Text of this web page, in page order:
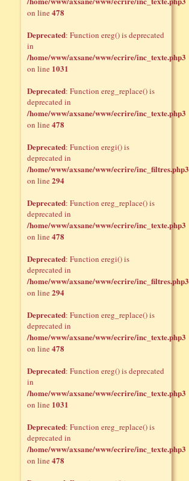
on line478
Deprecated: Function ereg() is deprecated
in
/home/www/axsane/www/ecrire/inc_texte.php3
on line 1031
Deprecated: Function ereg_replace() is
deprecated in
/home/www/axsane/www/ecrire/inc_texte.php3
on line478
Deprecated: Function eregi() is
deprecated in
/home/www/axsane/www/ecrire/inc_filtres.php3
on line294
Deprecated: Function ereg_replace() is
deprecated in
/home/www/axsane/www/ecrire/inc_texte.php3
on line478
Deprecated: Function eregi() is
deprecated in
/home/www/axsane/www/ecrire/inc_filtres.php3
on line294
Deprecated: Function ereg_replace() is
deprecated in
/home/www/axsane/www/ecrire/inc_texte.php3
on line478
Deprecated: Function ereg() is deprecated
in
/home/www/axsane/www/ecrire/inc_texte.php3
on line 1031
Deprecated: Function ereg_replace() is
deprecated in
/home/www/axsane/www/ecrire/inc_texte.php3
on line478